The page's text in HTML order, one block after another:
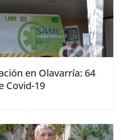
en Olavarría: 64
Covid-19